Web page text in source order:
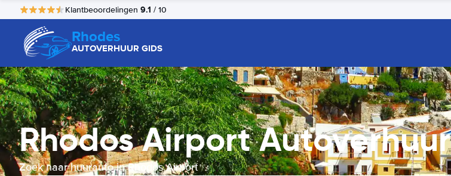
Klantbeoordelingen 9.1 / 10
Rhodes
AUTOVERHUUR GIDS
Rhodos Airport Autoverhuur
Zoek naar huurauto in Rhodos Airport